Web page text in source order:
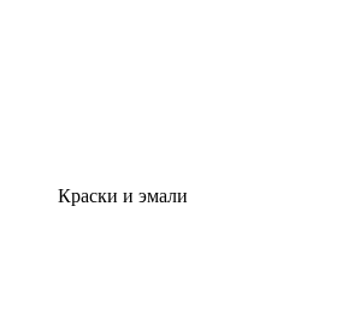
Краски и эмали